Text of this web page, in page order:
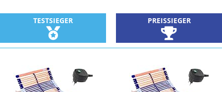
TESTSIEGER PREISSIEGER